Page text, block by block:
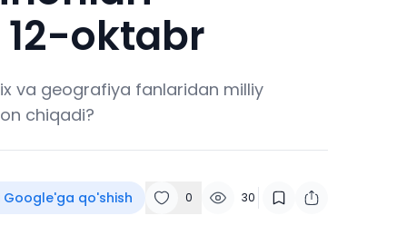
oktabr
va geografiya fanlaridan milliy
chiqadi?
Google'ga qo'shish 0 30